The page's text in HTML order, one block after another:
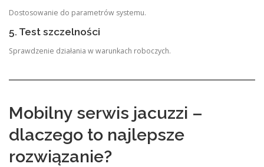
Dostosowanie do parametrów systemu.
5. Test szczelności
Sprawdzenie działania w warunkach roboczych.
Mobilny serwis jacuzzi –
dlaczego to najlepsze
rozwiązanie?